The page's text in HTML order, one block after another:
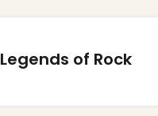
Legends of Rock